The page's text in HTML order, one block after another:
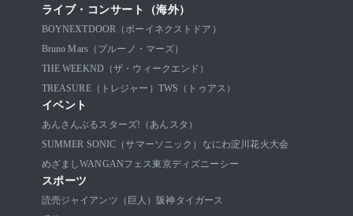
ライブ・コンサート（海外）
BOYNEXTDOOR（ボーイネクストドア）
Bruno Mars（ブルーノ・マーズ）
THE WEEKND（ザ・ウィークエンド）
TREASURE（トレジャー） TWS（トゥアス）
イベント
あんさんぶるスターズ!（あんスタ）
SUMMER SONIC（サマーソニック） なにわ淀川花火大会
めざましWANGANフェス東京ディズニーシー
スポーツ
読売ジャイアンツ（巨人）
阪神タイガース